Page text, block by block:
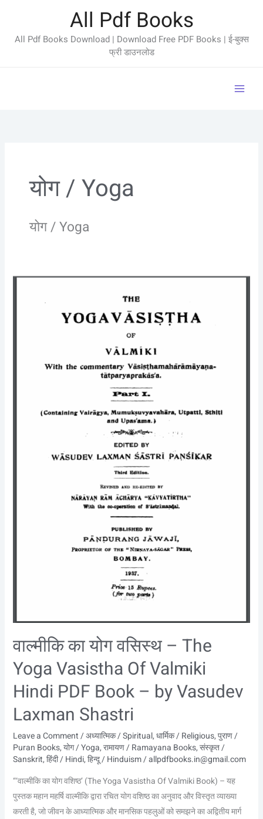
content
All Pdf Books
All Pdf Books Download | Download Free PDF Books | ई-बुक्स
फ्री डाउनलोड
योग / Yoga
योग / Yoga
वाल्मीकि का योग वसिस्थ – The
Yoga Vasistha Of Valmiki
Hindi PDF Book – by Vasudev
Laxman Shastri
Leave a Comment/अध्यात्मिक / Spiritual,धार्मिक / Religious,पुराण /
Puran Books,योग / Yoga,रामायण / Ramayana Books,संस्कृत /
Sanskrit,हिंदी / Hindi,हिन्दू / Hinduism/allpdfbooks.in@gmail.com
“‘वाल्मीकि का योग वशिष्ठ’ (The Yoga Vasistha Of Valmiki Book) – यह
पुस्तक महान महर्षि वाल्मीकि द्वारा रचित योग वशिष्ठ का अनुवाद और विस्तृत व्याख्या
करती है, जो जीवन के आध्यात्मिक और मानसिक पहलुओं को समझने का अद्वितीय मार्ग